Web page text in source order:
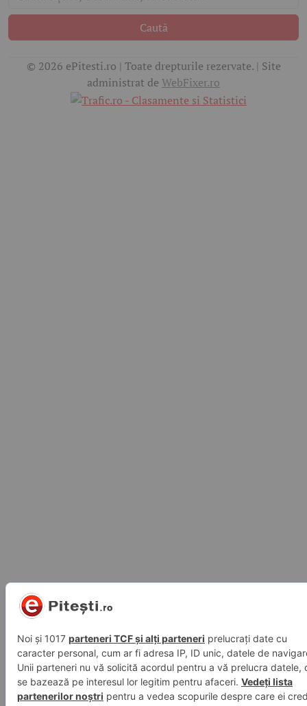
Caută
© 2026 ePitesti.ro | Toate drepturile rezervate. | Site
administrat de WebFixer.ro